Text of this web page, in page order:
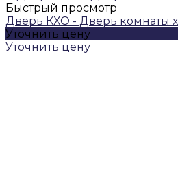
Быстрый просмотр
Дверь КХО - Дверь комнаты
Уточнить цену
Уточнить цену